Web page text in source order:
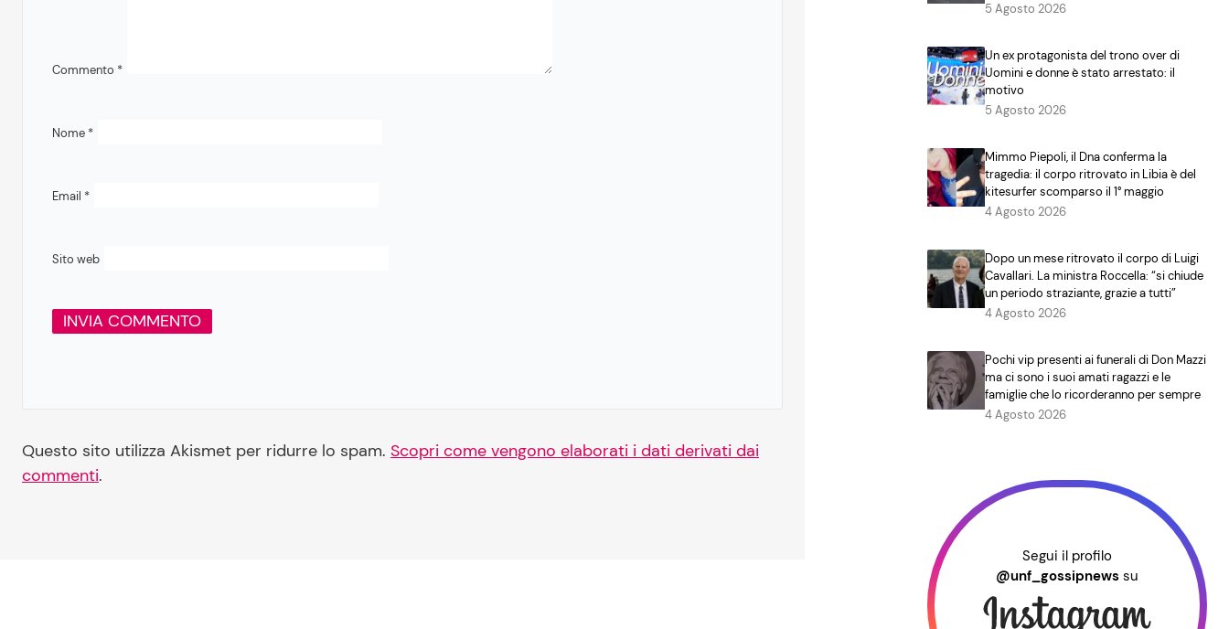
Commento *
Nome *
Email *
Sito web
Questo sito utilizza Akismet per ridurre lo spam. Scopri come vengono elaborati i dati derivati dai
commenti.
5 Agosto 2026
Un ex protagonista del trono over di
Uomini e donne è stato arrestato: il
motivo
5 Agosto 2026
Mimmo Piepoli, il Dna conferma la
tragedia: il corpo ritrovato in Libia è del
kitesurfer scomparso il 1° maggio
4 Agosto 2026
Dopo un mese ritrovato il corpo di Luigi
Cavallari. La ministra Roccella: “si chiude
un periodo straziante, grazie a tutti”
4 Agosto 2026
Pochi vip presenti ai funerali di Don Mazzi
ma ci sono i suoi amati ragazzi e le
famiglie che lo ricorderanno per sempre
4 Agosto 2026
Segui il profilo
@unf_gossipnews su